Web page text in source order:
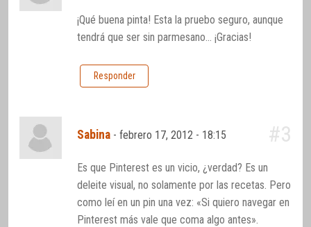
¡Qué buena pinta! Esta la pruebo seguro, aunque
tendrá que ser sin parmesano… ¡Gracias!
Responder
Sabina -febrero 17, 2012 - 18:15 #3
Es que Pinterest es un vicio, ¿verdad? Es un
deleite visual, no solamente por las recetas. Pero
como leí en un pin una vez: «Si quiero navegar en
Pinterest más vale que coma algo antes».